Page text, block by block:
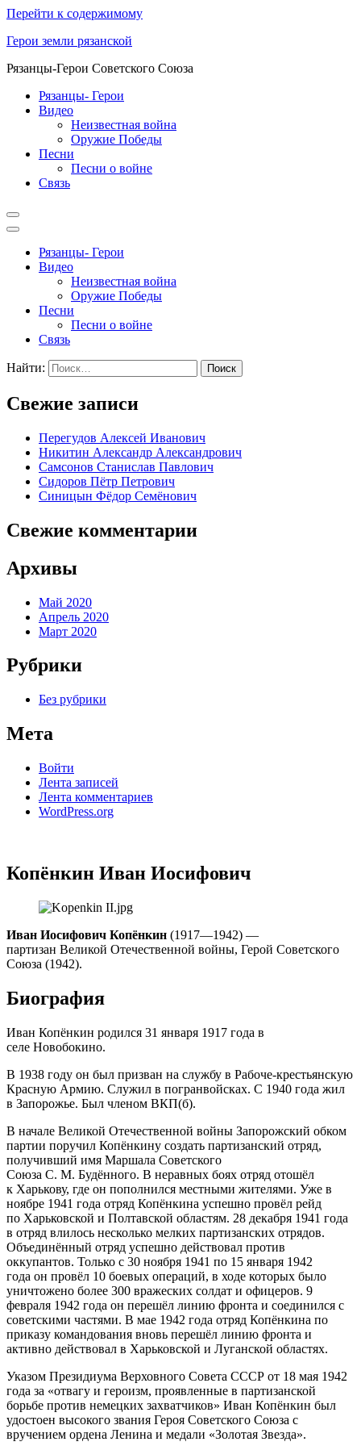
Перейти к содержимому
Герои земли рязанской
Рязанцы-Герои Советского Союза
Рязанцы- Герои
Видео
Неизвестная война
Оружие Победы
Песни
Песни о войне
Cвязь
Рязанцы- Герои
Видео
Неизвестная война
Оружие Победы
Песни
Песни о войне
Cвязь
Найти: Поиск
Свежие записи
Перегудов Алексей Иванович
Никитин Александр Александрович
Самсонов Станислав Павлович
Сидоров Пётр Петрович
Синицын Фёдор Семёнович
Свежие комментарии
Архивы
Май 2020
Апрель 2020
Март 2020
Рубрики
Без рубрики
Мета
Войти
Лента записей
Лента комментариев
WordPress.org
Копёнкин Иван Иосифович
Иван Иосифович Копёнкин (1917—1942) —
партизан Великой Отечественной войны, Герой Советского
Союза (1942).
Биография
Иван Копёнкин родился 31 января 1917 года в
селе Новобокино.
В 1938 году он был призван на службу в Рабоче-крестьянскую
Красную Армию. Служил в погранвойсках. С 1940 года жил
в Запорожье. Был членом ВКП(б).
В начале Великой Отечественной войны Запорожский обком
партии поручил Копёнкину создать партизанский отряд,
получивший имя Маршала Советского
Союза С. М. Будённого. В неравных боях отряд отошёл
к Харькову, где он пополнился местными жителями. Уже в
ноябре 1941 года отряд Копёнкина успешно провёл рейд
по Харьковской и Полтавской областям. 28 декабря 1941 года
в отряд влилось несколько мелких партизанских отрядов.
Объединённый отряд успешно действовал против
оккупантов. Только с 30 ноября 1941 по 15 января 1942
года он провёл 10 боевых операций, в ходе которых было
уничтожено более 300 вражеских солдат и офицеров. 9
февраля 1942 года он перешёл линию фронта и соединился с
советскими частями. В мае 1942 года отряд Копёнкина по
приказу командования вновь перешёл линию фронта и
активно действовал в Харьковской и Луганской областях.
Указом Президиума Верховного Совета СССР от 18 мая 1942
года за «отвагу и героизм, проявленные в партизанской
борьбе против немецких захватчиков» Иван Копёнкин был
удостоен высокого звания Героя Советского Союза с
вручением ордена Ленина и медали «Золотая Звезда».